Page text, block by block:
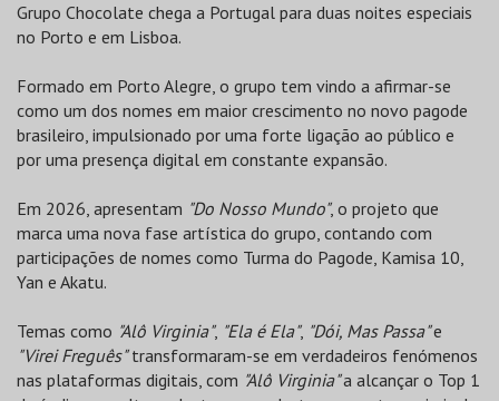
Grupo Chocolate chega a Portugal para duas noites especiais
no Porto e em Lisboa.
Formado em Porto Alegre, o grupo tem vindo a afirmar-se
como um dos nomes em maior crescimento no novo pagode
brasileiro, impulsionado por uma forte ligação ao público e
por uma presença digital em constante expansão.
Em 2026, apresentam "Do Nosso Mundo", o projeto que
marca uma nova fase artística do grupo, contando com
participações de nomes como Turma do Pagode, Kamisa 10,
Yan e Akatu.
Temas como "Alô Virginia", "Ela é Ela", "Dói, Mas Passa"e
"Virei Freguês"transformaram-se em verdadeiros fenómenos
nas plataformas digitais, com "Alô Virginia"a alcançar o Top 1